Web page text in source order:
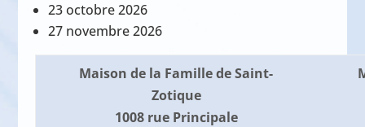
23 octobre 2026
27 novembre 2026
Maison de la Famille de Saint-
Zotique
1008 rue Principale